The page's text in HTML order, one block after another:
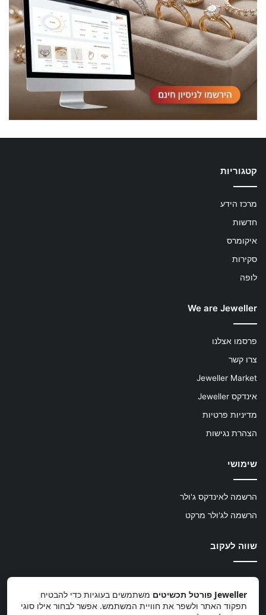
קטגוריות
מרכז הידע
חדשות
איקומרס
סקירות
לופה
We are Jeweller
פרסמו אצלנו
צרו קשר
Jeweller Market
אינדקס Jeweller
מדיניות פרטיות
הצהרת נגישות
שימושי
הרשמה לאינדקס ג'ולר
הרשמה לג'ולר מרקט
שווה לעקוב
Facebook
Instagram
TikTok Jeweller פורטל תכשיטים
משתמשים בעוגיות כדי להבטיח
תפקוד האתר ולשפר את חוויית המשתמש. אפשר לבחור אילו סוגי